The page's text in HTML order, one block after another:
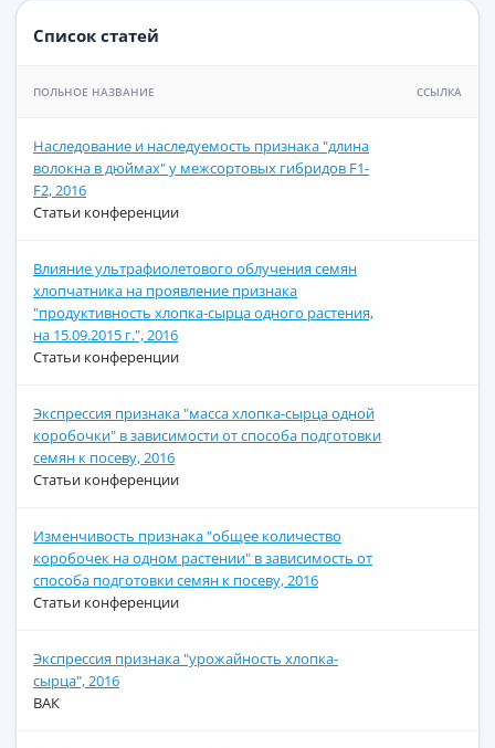
Список статей
ПОЛЬНОЕ НАЗВАНИЕ ССЫЛКА
Наследование и наследуемость признака "длина
волокна в дюймах" у межсортовых гибридов F1-
F2, 2016
Статьи конференции
Влияние ультрафиолетового облучения семян
хлопчатника на проявление признака
"продуктивность хлопка-сырца одного растения,
на 15.09.2015 г.", 2016
Статьи конференции
Экспрессия признака "масса хлопка-сырца одной
коробочки" в зависимости от способа подготовки
семян к посеву, 2016
Статьи конференции
Изменчивость признака "общее количество
коробочек на одном растении" в зависимость от
способа подготовки семян к посеву, 2016
Статьи конференции
Экспрессия признака "урожайность хлопка-
сырца", 2016
ВАК